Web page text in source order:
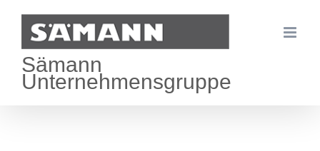
Zum
Inhalt
springen
Sämann
Unternehmensgruppe